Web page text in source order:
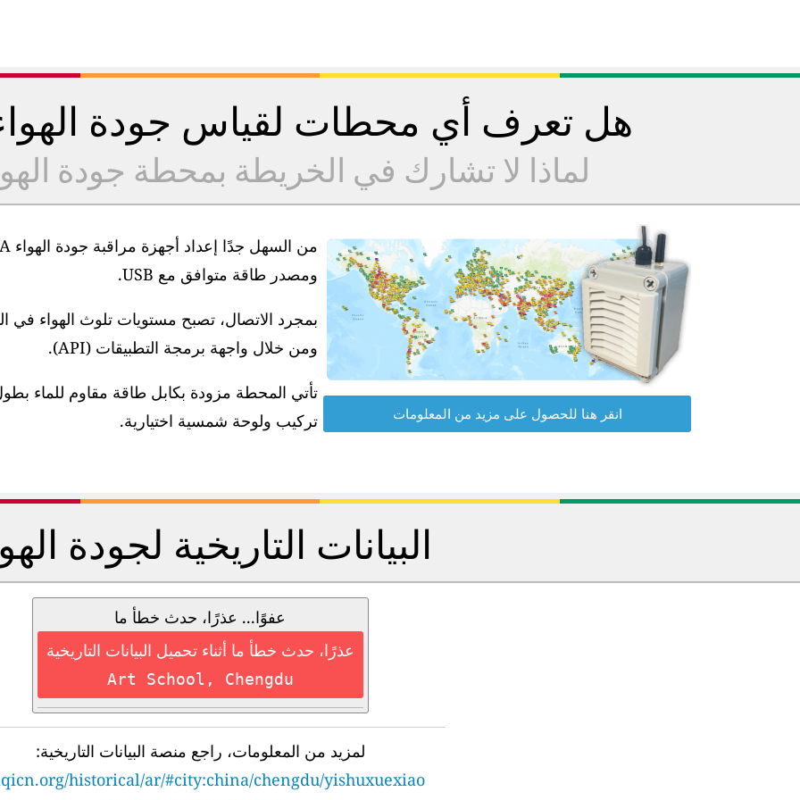
هل تعرف أي محطات لقياس جودة
لماذا لا تشارك في الخريطة بمحطة جودة
ومصدر طاقة متوافق مع USB.
بمجرد الاتصال، تصبح مستويات تلوث الهواء في
ومن خلال واجهة برمجة التطبيقات (API).
تركيب ولوحة شمسية اختيارية.
انقر هنا للحصول على مزيد من المعلومات
البيانات التاريخية لجودة
عفوًا... عذرًا، حدث خطأ ما
عذرًا، حدث خطأ ما أثناء تحميل البيانات التاريخية
Art School, Chengdu
لمزيد من المعلومات، راجع منصة البيانات التاريخية:
historical/ar/#city:china/chengdu/yishuxuexiao